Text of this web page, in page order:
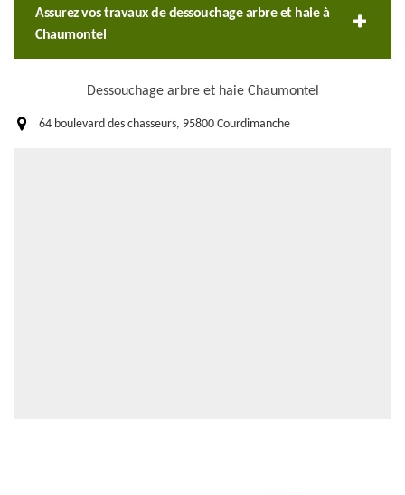
Assurez vos travaux de dessouchage arbre et haie à
Chaumontel
Dessouchage arbre et haie Chaumontel
64 boulevard des chasseurs, 95800 Courdimanche